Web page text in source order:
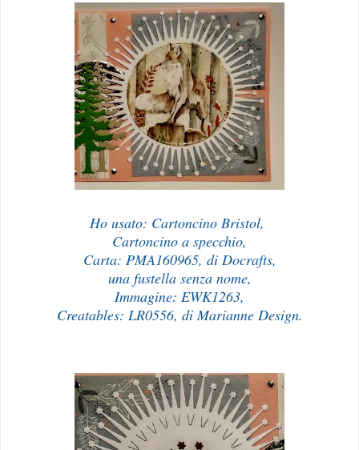
Ho usato: Cartoncino Bristol,
Cartoncino a specchio,
Carta: PMA160965, di Docrafts,
una fustella senza nome,
Immagine: EWK1263,
Creatables: LR0556, di Marianne Design.